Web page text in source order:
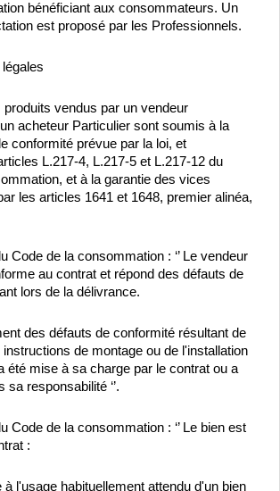
bénéficiant aux consommateurs. Un
est proposé par les Professionnels.
produits vendus par un vendeur
acheteur Particulier sont soumis à la
conformité prévue par la loi, et
L.217-4, L.217-5 et L.217-12 du
et à la garantie des vices
les articles 1641 et 1648, premier alinéa,
Code de la consommation : ‘’ Le vendeur
au contrat et répond des défauts de
lors de la délivrance.
des défauts de conformité résultant de
instructions de montage ou de l'installation
été mise à sa charge par le contrat ou a
responsabilité ‘’.
Code de la consommation : ‘’ Le bien est
:
à l'usage habituellement attendu d'un bien